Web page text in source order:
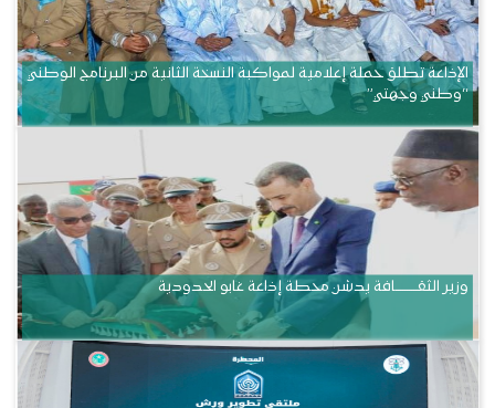
الإذاعة تطلق حملة إعلامية لمواكبة النسخة الثانية من البرنامج الوطني
“وطني وجهتي”
وزير الثقــــــــــافة يدشن محطة إذاعة غابو الحدودية